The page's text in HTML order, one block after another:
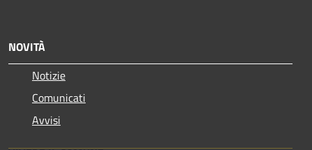
NOVITÀ
Notizie
Comunicati
Avvisi